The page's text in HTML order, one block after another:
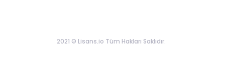
2021 © Lisans.io Tüm Hakları Saklıdır.